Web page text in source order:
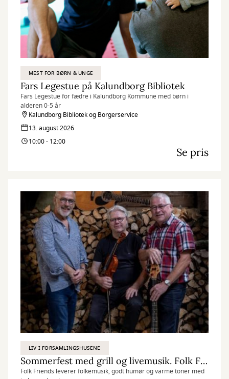
MEST FOR BØRN & UNGE
Fars Legestue på Kalundborg Bibliotek
Fars Legestue for fædre i Kalundborg Kommune med børn i
alderen 0-5 år
Kalundborg Bibliotek og Borgerservice
13. august 2026
10:00 - 12:00
Se pris
LIV I FORSAMLINGSHUSENE
Sommerfest med grill og livemusik. Folk Friends - Irsk/skotsk folkemusik
Folk Friends leverer folkemusik, godt humør og varme toner med